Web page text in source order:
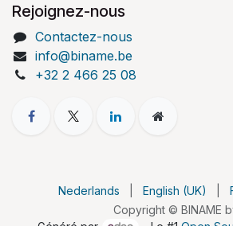
Rejoignez-nous
Contactez-nous
info@biname.be
+32 2 466 25 08
Copyright © BINAME
Nederlands English (UK)